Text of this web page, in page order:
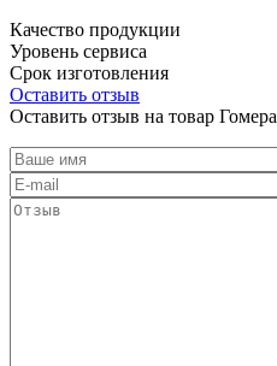
Качество продукции
Уровень сервиса
Срок изготовления
Оставить отзыв
Оставить отзыв на товар Гомера